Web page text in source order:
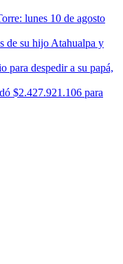
lunes 10 de agosto
de su hijo Atahualpa y
para despedir a su papá,
$2.427.921.106 para